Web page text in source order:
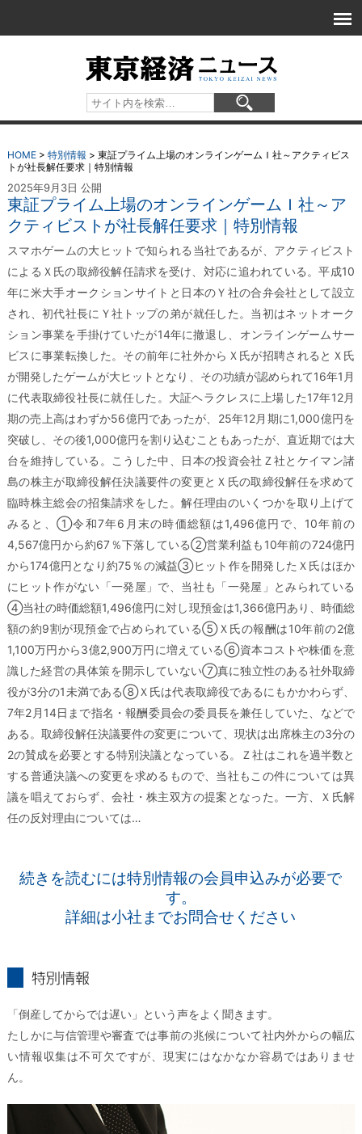
HOME> 特別情報 > 東証プライム上場のオンラインゲームＩ社～アクティビス
トが社長解任要求｜特別情報
2025年9月3日 公開
東証プライム上場のオンラインゲームＩ社～ア
クティビストが社長解任要求｜特別情報
スマホゲームの大ヒットで知られる当社であるが、アクティビスト
によるＸ氏の取締役解任請求を受け、対応に追われている。平成10
年に米大手オークションサイトと日本のＹ社の合弁会社として設立
され、初代社長にＹ社トップの弟が就任した。当初はネットオーク
ション事業を手掛けていたが14年に撤退し、オンラインゲームサー
ビスに事業転換した。その前年に社外からＸ氏が招聘されるとＸ氏
が開発したゲームが大ヒットとなり、その功績が認められて16年1月
に代表取締役社長に就任した。大証ヘラクレスに上場した17年12月
期の売上高はわずか56億円であったが、25年12月期に1,000億円を
突破し、その後1,000億円を割り込むこともあったが、直近期では大
台を維持している。こうした中、日本の投資会社Ｚ社とケイマン諸
島の株主が取締役解任決議要件の変更とＸ氏の取締役解任を求めて
臨時株主総会の招集請求をした。解任理由のいくつかを取り上げて
みると、①令和7年6月末の時価総額は1,496億円で、10年前の
4,567億円から約67％下落している②営業利益も10年前の724億円
から174億円となり約75％の減益③ヒット作を開発したＸ氏はほか
にヒット作がない「一発屋」で、当社も「一発屋」とみられている
④当社の時価総額1,496億円に対し現預金は1,366億円あり、時価総
額の約9割が現預金で占められている⑤Ｘ氏の報酬は10年前の2億
1,100万円から3億2,900万円に増えている⑥資本コストや株価を意
識した経営の具体策を開示していない⑦真に独立性のある社外取締
役が3分の1未満である⑧Ｘ氏は代表取締役であるにもかかわらず、
7年2月14日まで指名・報酬委員会の委員長を兼任していた、などで
ある。取締役解任決議要件の変更について、現状は出席株主の3分の
2の賛成を必要とする特別決議となっている。Ｚ社はこれを過半数と
する普通決議への変更を求めるもので、当社もこの件については異
議を唱えておらず、会社・株主双方の提案となった。一方、Ｘ氏解
任の反対理由については…
続きを読むには特別情報の会員申込みが必要で
す。
詳細は小社までお問合せください
「倒産してからでは遅い」という声をよく聞きます。
たしかに与信管理や審査では事前の兆候について社内外からの幅広
い情報収集は不可欠ですが、現実にはなかなか容易ではありませ
ん。